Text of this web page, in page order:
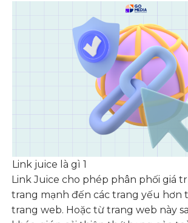
Link juice là gì 1
Link Juice cho phép phân phối giá
trang mạnh đến các trang yếu hơn
trang web. Hoặc từ trang web này